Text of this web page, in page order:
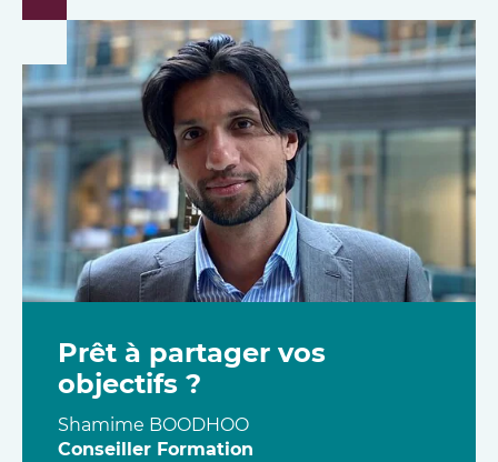
Prêt à partager vos
objectifs ?
Shamime BOODHOO
Conseiller Formation